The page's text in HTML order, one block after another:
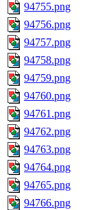
94755.png
94756.png
94757.png
94758.png
94759.png
94760.png
94761.png
94762.png
94763.png
94764.png
94765.png
94766.png